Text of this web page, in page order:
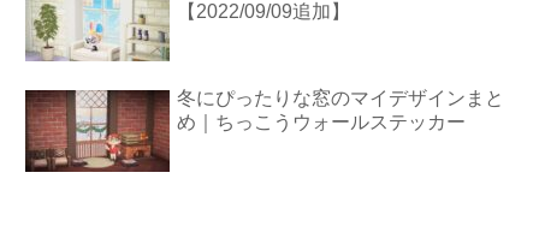
【2022/09/09追加】
冬にぴったりな窓のマイデザインまと
め｜ちっこうウォールステッカー